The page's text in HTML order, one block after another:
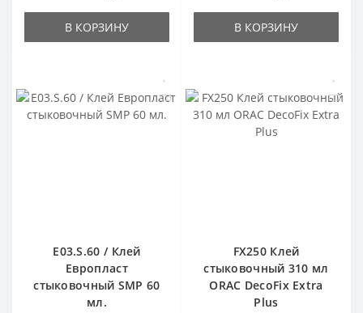
В КОРЗИНУ В КОРЗИНУ
E03.S.60 / Клей
Европласт
стыковочный SMP 60
мл.
FX250 Клей
стыковочный 310 мл
ORAC DecoFix Extra
Plus